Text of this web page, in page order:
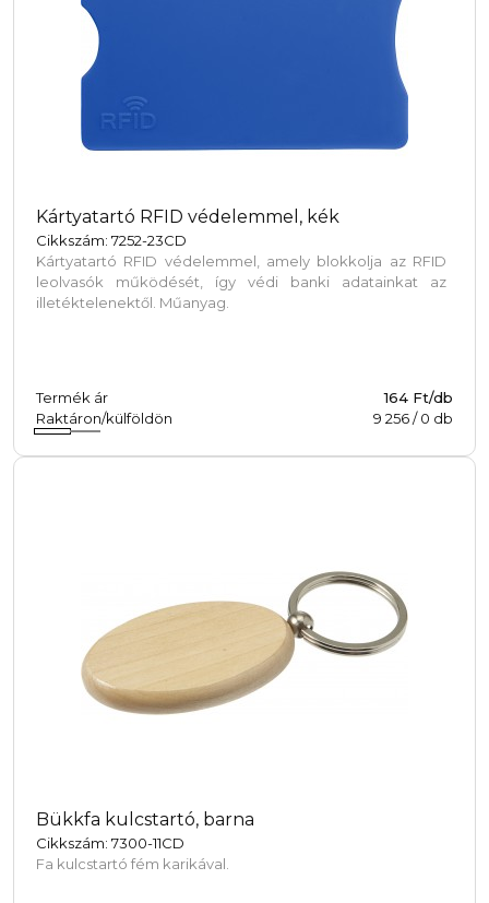
Kártyatartó RFID védelemmel, kék
Cikkszám: 7252-23CD
Kártyatartó RFID védelemmel, amely blokkolja az RFID
leolvasók működését, így védi banki adatainkat az
illetéktelenektől. Műanyag.
Termék ár
164 Ft/db
Raktáron/külföldön
9 256/0 db
Bükkfa kulcstartó, barna
Cikkszám: 7300-11CD
Fa kulcstartó fém karikával.